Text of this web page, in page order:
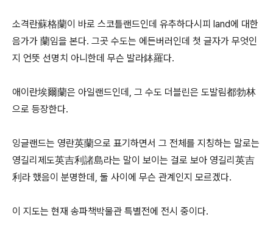
소격란蘇格蘭이 바로 스코틀랜드인데 유추하다시피 land에 대한
음가가 蘭임을 본다. 그곳 수도는 에든버러인데 첫 글자가 무엇인
지 언뜻 선명치 아니한데 무슨 발라鉢羅다.
애이란埃爾蘭은 아일랜드인데, 그 수도 더블린은 도발림都勃林
으로 등장한다.
잉글랜드는 영란英蘭으로 표기하면서 그 전체를 지칭하는 말로는
영길리제도英吉利諸島라는 말이 보이는 걸로 보아 영길리英吉
利라 했음이 분명한데, 둘 사이에 무슨 관계인지 모르겠다.
이 지도는 현재 송파책박물관 특별전에 전시 중이다.